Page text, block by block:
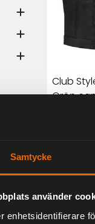
Samtycke
använder
enhetsidentifierare
Club
Grön
25 %